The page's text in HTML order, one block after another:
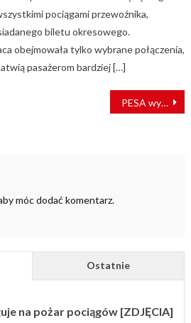
pociągami przewoźnika,
biletu okresowego.
obejmowała tylko wybrane połączenia,
pasażerom bardziej […]
PESA wygrała duży przetarg w Rumunii. Jest szansa na kontrakt wart 4 mld zł
móc dodać komentarz.
Ostatnie
na pożar pociągów [ZDJĘCIA]